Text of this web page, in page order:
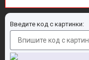
Введите код с картинки: